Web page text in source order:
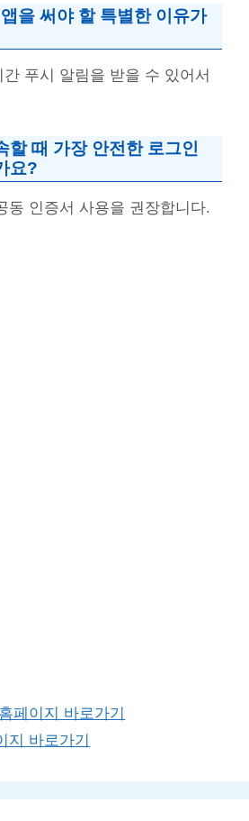
을 써야 할 특별한 이유가
푸시 알림을 받을 수 있어서
할 때 가장 안전한 로그인
요?
동 인증서 사용을 권장합니다.
페이지 바로가기
지 바로가기